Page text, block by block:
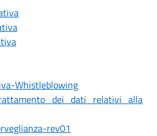
Whistleblowing
dei dati relativi alla
rev01